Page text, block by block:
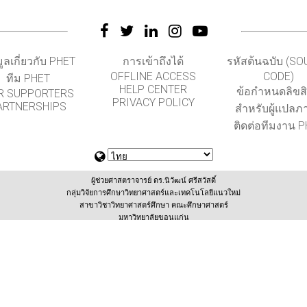
เกี่ยวกับ PHET
ทีม PHET
SUPPORTERS
การเข้าถึงได้
OFFLINE ACCESS
HELP CENTER
PRIVACY POLICY
รหัสต้นฉบับ
CODE)
ข้อกำหนดลิข
สำหรับผู้แปลภ
ติดต่อทีมงาน
ผู้ช่วยศาสตราจารย์ ดร.นิวัฒน์ ศรีสวัสดิ์
กลุ่มวิจัยการศึกษาวิทยาศาสตร์และเทคโนโลยีแนวใหม่
สาขาวิชาวิทยาศาสตร์ศึกษา คณะศึกษาศาสตร์
มหาวิทยาลัยขอนแก่น